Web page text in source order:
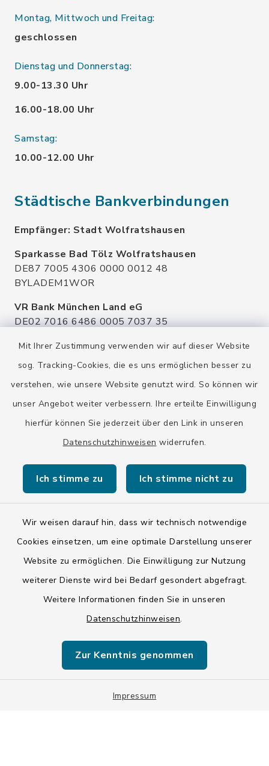
Mit Ihrer Zustimmung verwenden wir auf dieser Website
sog. Tracking-Cookies, die es uns ermöglichen besser zu
verstehen, wie unsere Website genutzt wird. So können wir
unser Angebot weiter verbessern. Ihre erteilte Einwilligung
hierfür können Sie jederzeit über den Link in unseren
Datenschutzhinweisen widerrufen.
Ich stimme zu Ich stimme nicht zu
Wir weisen darauf hin, dass wir technisch notwendige
Cookies einsetzen, um eine optimale Darstellung unserer
Website zu ermöglichen. Die Einwilligung zur Nutzung
weiterer Dienste wird bei Bedarf gesondert abgefragt.
Weitere Informationen finden Sie in unseren
Datenschutzhinweisen.
Zur Kenntnis genommen
Impressum
Montag, Mittwoch und Freitag:
geschlossen
Dienstag und Donnerstag:
9.00-13.30 Uhr
16.00-18.00 Uhr
Samstag:
10.00-12.00 Uhr
Städtische Bankverbindungen
Empfänger: Stadt Wolfratshausen
Sparkasse Bad Tölz Wolfratshausen
DE87 7005 4306 0000 0012 48
BYLADEM1WOR
VR Bank München Land eG
DE02 7016 6486 0005 7037 35
Raiffeisenbank Isar Loisachtal eG
GENODEF1HHS
DE20 7002 0270 3630 1010 09
HYVEDEMMXXX
Kontakt
Datenschutz
ISIS 12
Sitemap